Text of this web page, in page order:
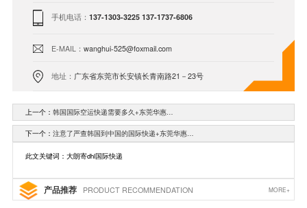
手机电话：137-1303-3225 137-1737-6806
E-MAIL：wanghui-525@foxmail.com
地址： 广东省东莞市长安镇长青南路21－23号
上一个： 韩国国际空运快递需要多久+东莞华惠…
下一个： 注意了严查韩国到中国的国际快递+东莞华惠…
此文关键词：大朗寄dhl国际快递
产品推荐 PRODUCT RECOMMENDATION MORE+